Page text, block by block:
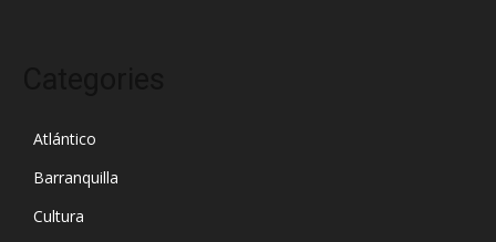
Atlántico
Barranquilla
Cultura